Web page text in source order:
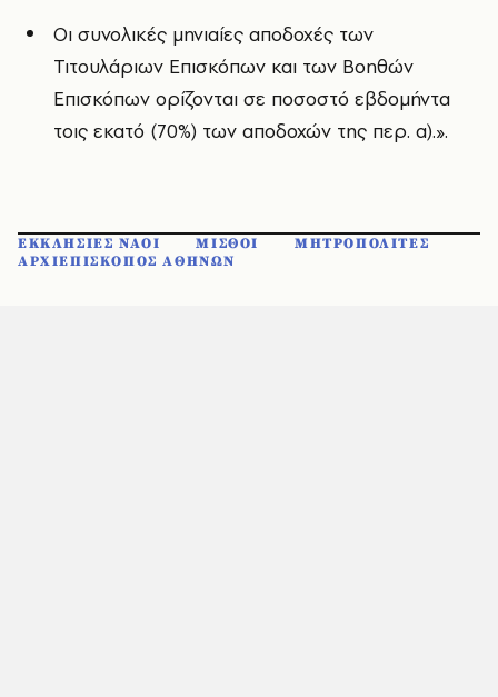
Οι συνολικές μηνιαίες αποδοχές των
Τιτουλάριων Επισκόπων και των Βοηθών
Επισκόπων ορίζονται σε ποσοστό εβδομήντα
τοις εκατό (70%) των αποδοχών της περ. α).».
ΕΚΚΛΗΣΙΕΣ ΝΑΟΙ ΜΙΣΘΟΙ
ΜΗΤΡΟΠΟΛΙΤΕΣ
ΑΡΧΙΕΠΙΣΚΟΠΟΣ ΑΘΗΝΩΝ